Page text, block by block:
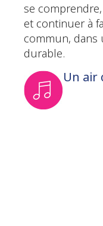
se
et continuer à
commun,
durable.
Un air